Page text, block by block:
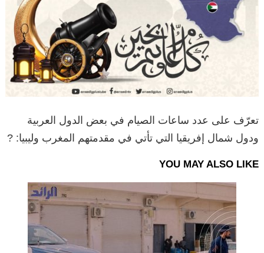
تعرّف على عدد ساعات الصيام في بعض الدول العربية
ودول شمال إفريقيا التي تأتي في مقدمتهم المغرب وليبيا: ?
YOU MAY ALSO LIKE